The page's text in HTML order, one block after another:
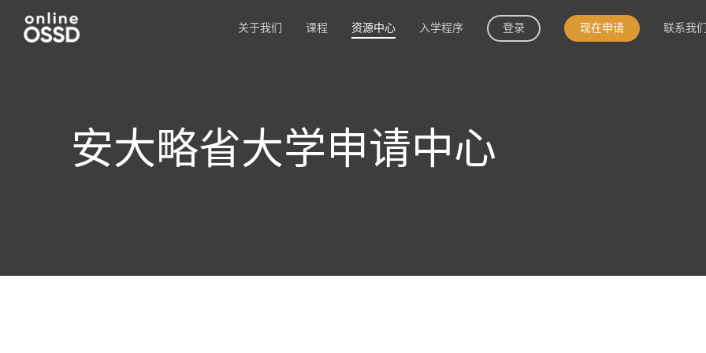
关于我们 课程 资源中心 入学程序 登录 现在申请 联系我们
安大略省大学申请中心